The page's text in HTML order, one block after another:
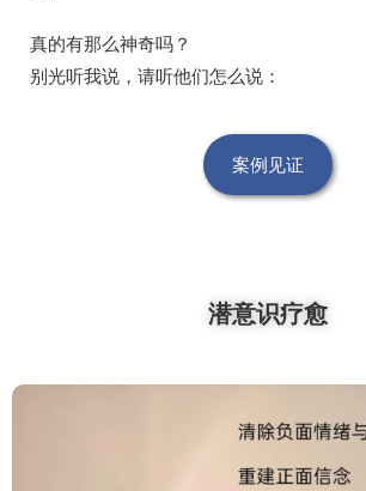
真的有那么神奇吗？
别光听我说，请听他们怎么说：
案例见证
潜意识疗愈